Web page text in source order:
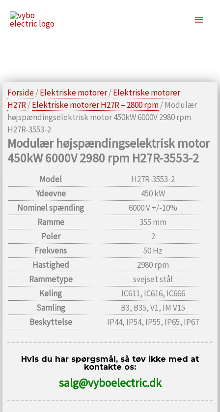
Forside/Elektriske motorer/Elektriske motorer
H27R/Elektriske motorer H27R – 2800 rpm/ Modulær
højspændingselektrisk motor 450kW 6000V 2980 rpm
H27R-3553-2
Modulær højspændingselektrisk motor
450kW 6000V 2980 rpm H27R-3553-2
Model
H27R-3553-2
Ydeevne
450 kW
Nominel spænding
6000 V +/-10%
Ramme
355 mm
Poler
2
Frekvens
50 Hz
Hastighed
2980 rpm
Rammetype
svejset stål
Køling
IC611, IC616, IC666
Samling
B3, B35, V1, IM V15
Beskyttelse
IP44, IP54, IP55, IP65, IP67
Hvis du har spørgsmål, så tøv ikke med at
kontakte os:
salg@vyboelectric.dk